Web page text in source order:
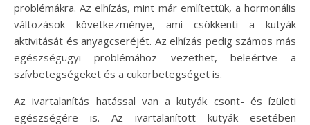
problémákra. Az elhízás, mint már említettük, a hormonális
változások következménye, ami csökkenti a kutyák
aktivitását és anyagcseréjét. Az elhízás pedig számos más
egészségügyi problémához vezethet, beleértve a
szívbetegségeket és a cukorbetegséget is.
Az ivartalanítás hatással van a kutyák csont- és ízületi
egészségére is. Az ivartalanított kutyák esetében